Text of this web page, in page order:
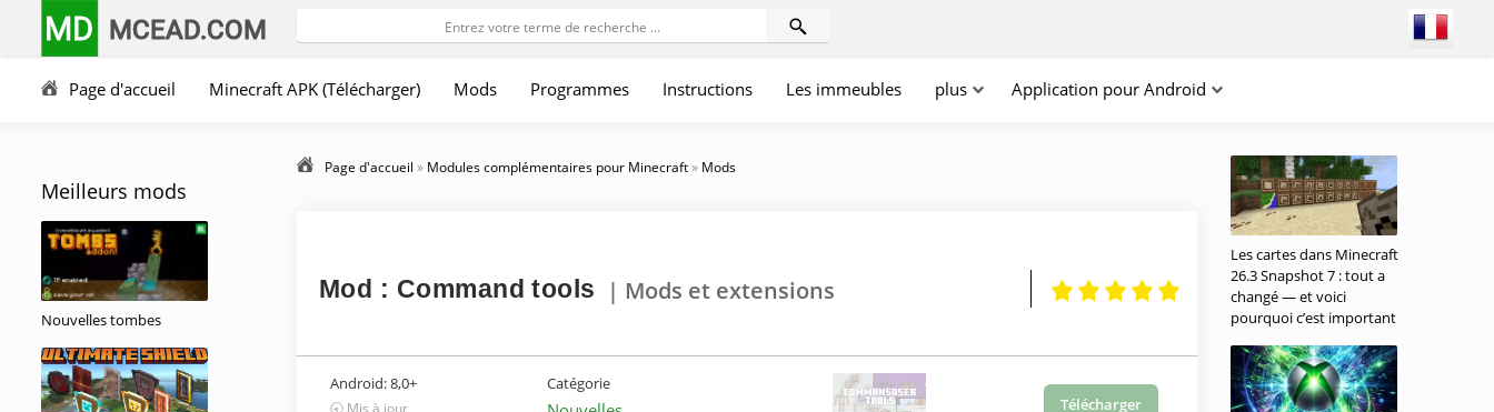
MD MCEAD.COM
Page d'accueil Minecraft APK (Télécharger) Mods Programmes Instructions Les immeubles plus Application pour Android
Meilleurs mods
Nouvelles tombes
Page d'accueil » Modules complémentaires pour Minecraft» Mods
Mod : Command tools | Mods et extensions
Android:8,0+
🕣 Mis à jour
Catégorie
Télécharger
Les cartes dans Minecraft
26.3 Snapshot 7 : tout a
changé — et voici
pourquoi c’est important